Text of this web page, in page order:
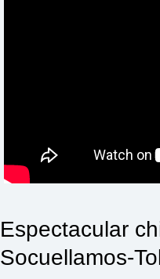
Espectacular
Socuellamos-